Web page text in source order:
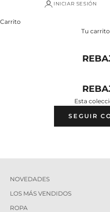
INICIAR SESIÓN
Carrito
Tu
Esta
SEGUIR
NOVEDADES
LOS MÁS VENDIDOS
ROPA